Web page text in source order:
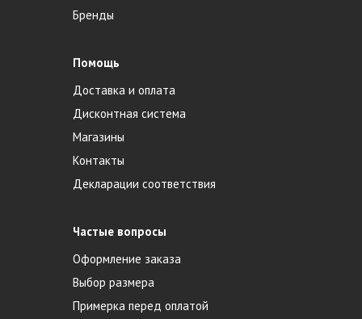
Бренды
Помощь
Доставка и оплата
Дисконтная система
Магазины
Контакты
Декларации соответствия
Частые вопросы
Оформление заказа
Выбор размера
Примерка перед оплатой